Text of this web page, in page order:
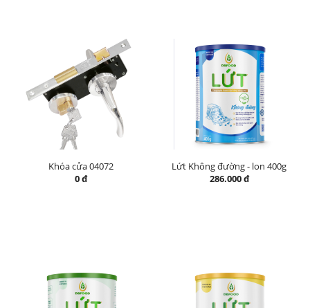
Khóa cửa 04072
0 đ
Lứt Không đường - lon 400g
286.000 đ